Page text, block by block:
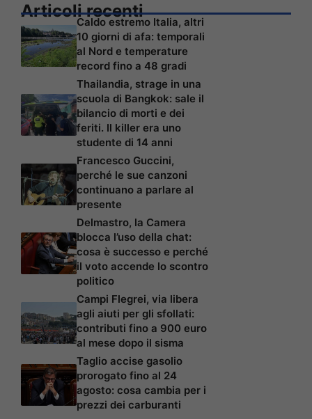
Articoli recenti
Caldo estremo Italia, altri
10 giorni di afa: temporali
al Nord e temperature
record fino a 48 gradi
Thailandia, strage in una
scuola di Bangkok: sale il
bilancio di morti e dei
feriti. Il killer era uno
studente di 14 anni
Francesco Guccini,
perché le sue canzoni
continuano a parlare al
presente
Delmastro, la Camera
blocca l’uso della chat:
cosa è successo e perché
il voto accende lo scontro
politico
Campi Flegrei, via libera
agli aiuti per gli sfollati:
contributi fino a 900 euro
al mese dopo il sisma
Taglio accise gasolio
prorogato fino al 24
agosto: cosa cambia per i
prezzi dei carburanti